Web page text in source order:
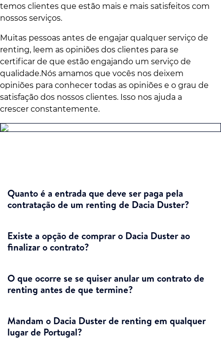
temos clientes que estão mais e mais satisfeitos com
nossos serviços.
Muitas pessoas antes de engajar qualquer serviço de
renting, leem as opiniões dos clientes para se
certificar de que estão engajando um serviço de
qualidade.Nós amamos que vocês nos deixem
opiniões para conhecer todas as opiniões e o grau de
satisfação dos nossos clientes. Isso nos ajuda a
crescer constantemente.
Quanto é a entrada que deve ser paga pela
contratação de um renting de Dacia Duster?
Existe a opção de comprar o Dacia Duster ao
finalizar o contrato?
O que ocorre se se quiser anular um contrato de
renting antes de que termine?
Mandam o Dacia Duster de renting em qualquer
lugar de Portugal?